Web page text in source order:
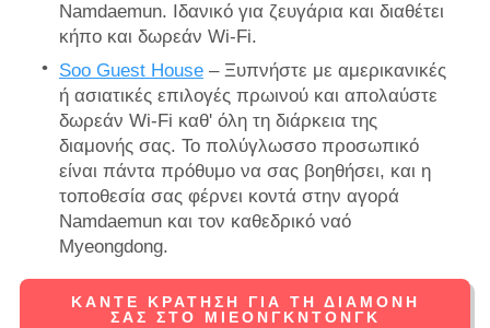
Namdaemun. Ιδανικό για ζευγάρια και διαθέτει
κήπο και δωρεάν Wi-Fi.
Soo Guest House– Ξυπνήστε με αμερικανικές
ή ασιατικές επιλογές πρωινού και απολαύστε
δωρεάν Wi-Fi καθ' όλη τη διάρκεια της
διαμονής σας. Το πολύγλωσσο προσωπικό
είναι πάντα πρόθυμο να σας βοηθήσει, και η
τοποθεσία σας φέρνει κοντά στην αγορά
Namdaemun και τον καθεδρικό ναό
Myeongdong.
ΚΆΝΤΕ ΚΡΆΤΗΣΗ ΓΙΑ ΤΗ ΔΙΑΜΟΝΉ
ΣΑΣ ΣΤΟ ΜΙΕΟΝΓΚΝΤΌΝΓΚ